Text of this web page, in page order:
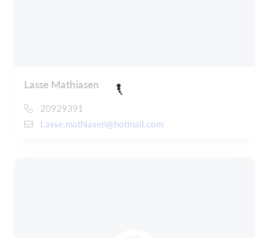
Lasse Mathiasen
20929391
Lasse.mathiasen@hotmail.com